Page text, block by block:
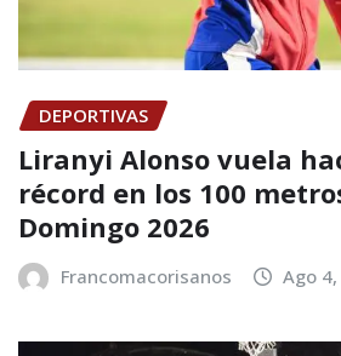
DEPORTIVAS
Liranyi Alonso vuela
récord en los 100
Domingo 2026
Francomacorisanos Ago